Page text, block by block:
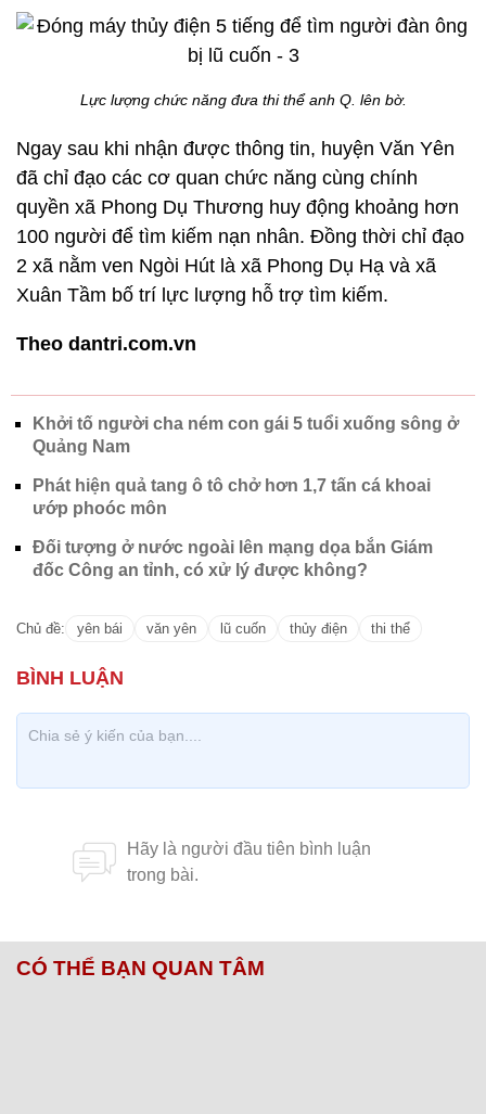
Lực lượng chức năng đưa thi thể anh Q. lên bờ.
Ngay sau khi nhận được thông tin, huyện Văn Yên
đã chỉ đạo các cơ quan chức năng cùng chính
quyền xã Phong Dụ Thương huy động khoảng hơn
100 người để tìm kiếm nạn nhân. Đồng thời chỉ đạo
2 xã nằm ven Ngòi Hút là xã Phong Dụ Hạ và xã
Xuân Tầm bố trí lực lượng hỗ trợ tìm kiếm.
Theo dantri.com.vn
Khởi tố người cha ném con gái 5 tuổi xuống sông ở
Quảng Nam
Phát hiện quả tang ô tô chở hơn 1,7 tấn cá khoai
ướp phoóc môn
Đối tượng ở nước ngoài lên mạng dọa bắn Giám
đốc Công an tỉnh, có xử lý được không?
Chủ đề: yên bái văn yên lũ cuốn thủy điện thi thể
CÓ THỂ BẠN QUAN TÂM